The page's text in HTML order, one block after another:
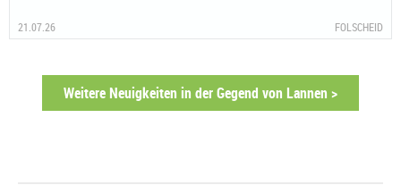
21.07.26 FOLSCHEID
Weitere Neuigkeiten in der Gegend von Lannen >